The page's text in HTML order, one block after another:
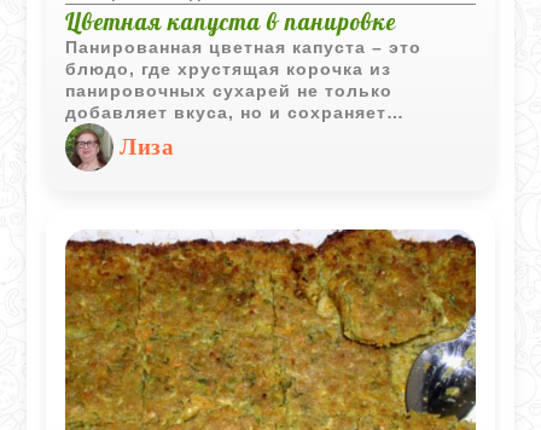
Цветная капуста в панировке
Панированная цветная капуста – это
блюдо, где хрустящая корочка из
панировочных сухарей не только
добавляет вкуса, но и сохраняет
внутреннюю сочность и нежность овоща.
Лиза